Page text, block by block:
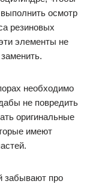
осмотр
резиновых
элементы не
необходимо
не повредить
оригинальные
имеют
забывают про